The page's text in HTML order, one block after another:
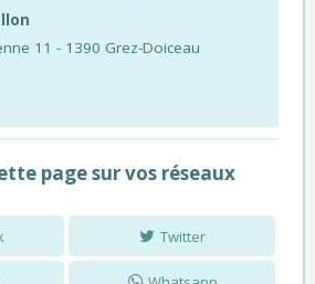
11 - 1390 Grez-Doiceau
page sur vos réseaux
Twitter